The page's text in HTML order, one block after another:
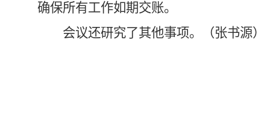
确保所有工作如期交账。
会议还研究了其他事项。（张书源）